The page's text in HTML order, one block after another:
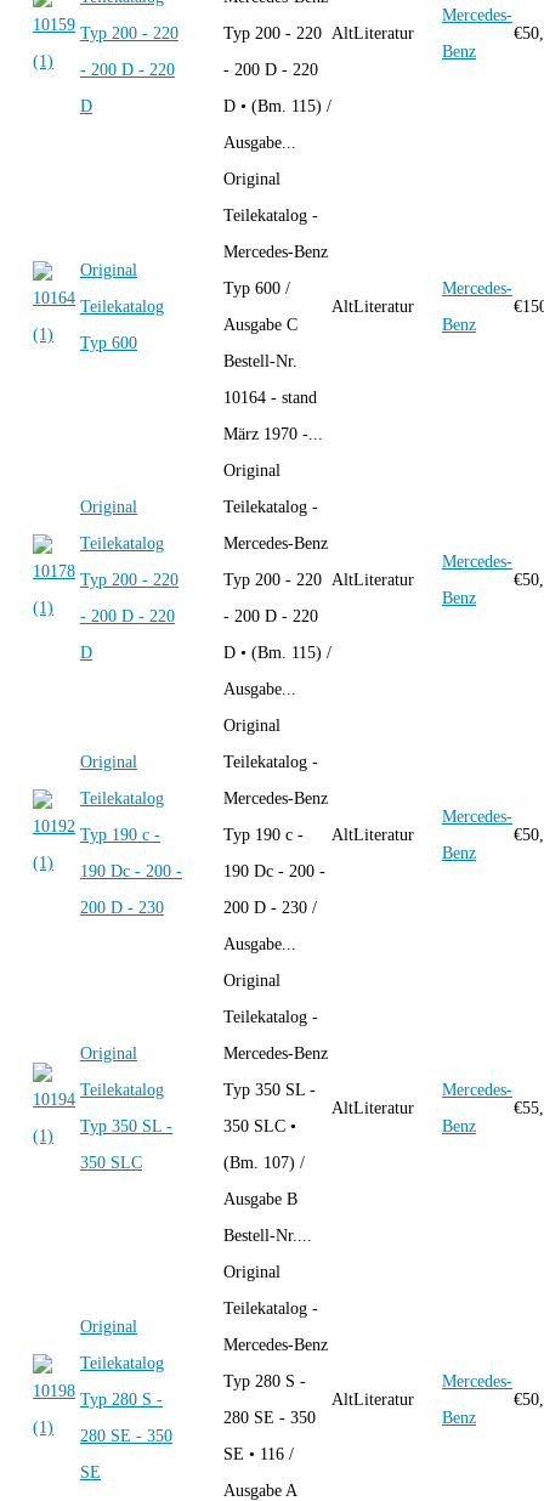
Typ 200 - 220
- 200 D - 220
D
Typ 200 - 220
- 200 D - 220
D • (Bm. 115) /
Ausgabe...
AltLiteratur
Mercedes-
Benz
€
Original
Teilekatalog
Typ 600
Original
Teilekatalog -
Mercedes-Benz
Typ 600 /
Ausgabe C
Bestell-Nr.
10164 - stand
März 1970 -...
AltLiteratur
Mercedes-
Benz
€
Original
Teilekatalog
Typ 200 - 220
- 200 D - 220
D
Original
Teilekatalog -
Mercedes-Benz
Typ 200 - 220
- 200 D - 220
D • (Bm. 115) /
Ausgabe...
AltLiteratur
Mercedes-
Benz
€
Original
Teilekatalog
Typ 190 c -
190 Dc - 200 -
200 D - 230
Original
Teilekatalog -
Mercedes-Benz
Typ 190 c -
190 Dc - 200 -
200 D - 230 /
Ausgabe...
AltLiteratur
Mercedes-
Benz
€
Original
Teilekatalog
Typ 350 SL -
350 SLC
Original
Teilekatalog -
Mercedes-Benz
Typ 350 SL -
350 SLC •
(Bm. 107) /
Ausgabe B
Bestell-Nr....
AltLiteratur
Mercedes-
Benz
€
Original
Teilekatalog
Typ 280 S -
280 SE - 350
SE
Original
Teilekatalog -
Mercedes-Benz
Typ 280 S -
280 SE - 350
SE • 116 /
Ausgabe A
AltLiteratur
Mercedes-
Benz
€